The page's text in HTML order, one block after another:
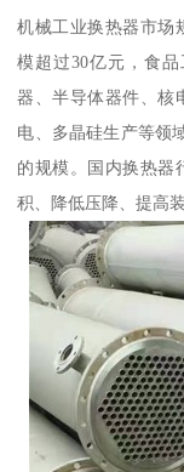
机械工业换热器市场
模超过30亿元，食
器、半导体器件、核
电、多晶硅生产等领
的规模。国内换热器
积、降低压降、提高